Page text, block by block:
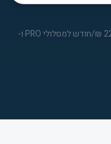
כל המחירים לפני מע״מ. מחיר מינימום 225 ₪/חודש למסלולי PRO ו-